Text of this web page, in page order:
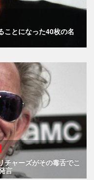
ことになった40枚の名
チャーズがその毒舌でこ
言